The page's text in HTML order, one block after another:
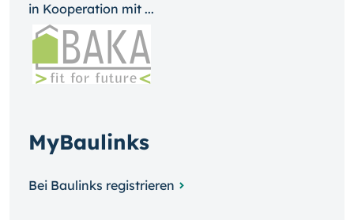
in Kooperation mit ...
MyBaulinks
Bei Baulinks registrieren